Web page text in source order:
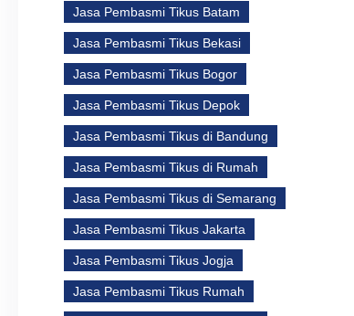
Jasa Pembasmi Tikus Batam
Jasa Pembasmi Tikus Bekasi
Jasa Pembasmi Tikus Bogor
Jasa Pembasmi Tikus Depok
Jasa Pembasmi Tikus di Bandung
Jasa Pembasmi Tikus di Rumah
Jasa Pembasmi Tikus di Semarang
Jasa Pembasmi Tikus Jakarta
Jasa Pembasmi Tikus Jogja
Jasa Pembasmi Tikus Rumah